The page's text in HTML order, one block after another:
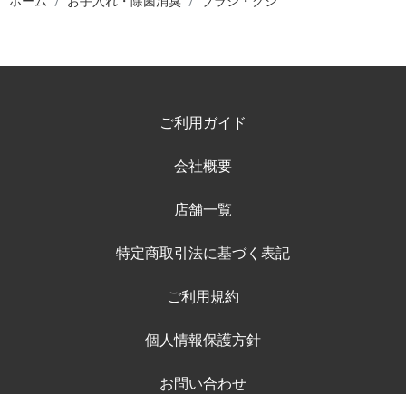
ご利用ガイド
会社概要
店舗一覧
特定商取引法に基づく表記
ご利用規約
個人情報保護方針
お問い合わせ